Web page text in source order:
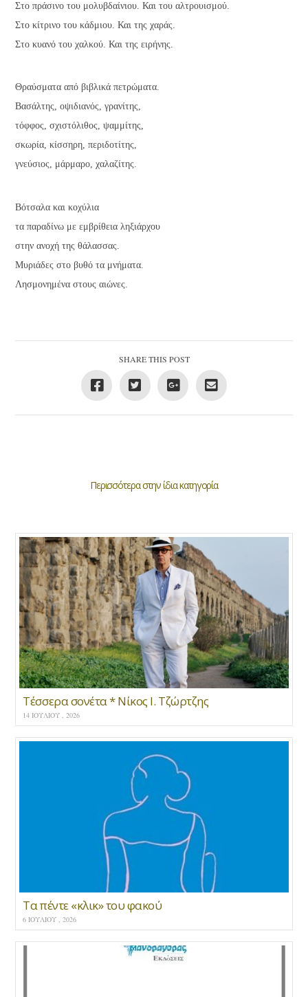
Στο πράσινο του μολυβδαίνιου. Και του αλτρουισμού.
Στο κίτρινο του κάδμιου. Και της χαράς.
Στο κυανό του χαλκού. Και της ειρήνης.
Θραύσματα από βιβλικά πετρώματα.
Βασάλτης, οψιδιανός, γρανίτης,
τόφφος, σχιστόλιθος, ψαμμίτης,
σκωρία, κίσσηρη, περιδοτίτης,
γνεύσιος, μάρμαρο, χαλαζίτης.
Βότσαλα και κοχύλια
τα παραδίνω με εμβρίθεια ληξιάρχου
στην ανοχή της θάλασσας.
Μυριάδες στο βυθό τα μνήματα.
Λησμονημένα στους αιώνες.
SHARE THIS POST
Περισσότερα στην ίδια κατηγορία
Τέσσερα σονέτα * Νίκος Ι. Τζώρτζης
14 ΙΟΥΛΊΟΥ , 2026
Τα πέντε «κλικ» του φακού
6 ΙΟΥΛΊΟΥ , 2026